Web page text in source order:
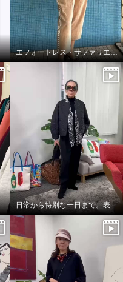
エフォートレス・サファリエレガンス
日常から特別な一日まで。表現を変えるエレガンス❣️